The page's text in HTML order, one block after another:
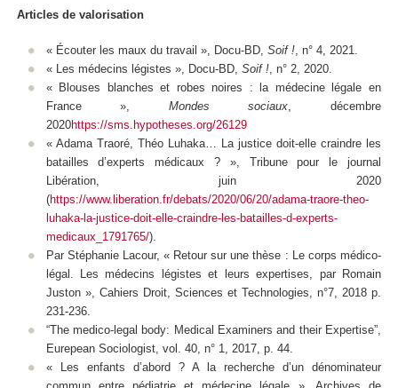
Articles de valorisation
« Écouter les maux du travail », Docu-BD, Soif !, n° 4, 2021.
« Les médecins légistes », Docu-BD, Soif !, n° 2, 2020.
« Blouses blanches et robes noires : la médecine légale en
France », Mondes sociaux, décembre
2020https://sms.hypotheses.org/26129
« Adama Traoré, Théo Luhaka… La justice doit-elle craindre les
batailles d’experts médicaux ? », Tribune pour le journal
Libération, juin 2020
(https://www.liberation.fr/debats/2020/06/20/adama-traore-theo-
luhaka-la-justice-doit-elle-craindre-les-batailles-d-experts-
medicaux_1791765/).
Par Stéphanie Lacour, « Retour sur une thèse : Le corps médico-
légal. Les médecins légistes et leurs expertises, par Romain
Juston », Cahiers Droit, Sciences et Technologies, n°7, 2018 p.
231-236.
“The medico-legal body: Medical Examiners and their Expertise”,
Eurepean Sociologist, vol. 40, n° 1, 2017, p. 44.
« Les enfants d’abord ? A la recherche d’un dénominateur